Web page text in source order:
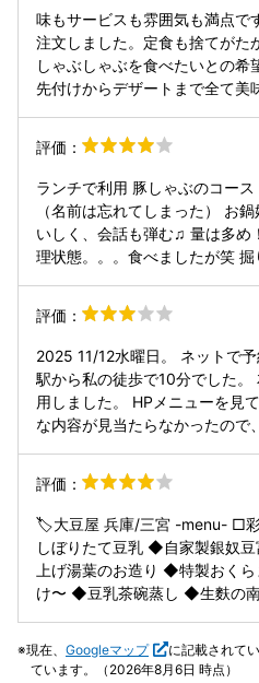
んが、洗い場の手前に何個もバ
に下げてきたお皿を乱雑に入れ
チャと音がします。 洗ってる食
角の落ち着いた雰囲気やお味の
ます。 大満足のお料理だったの
味もサービスも雰囲気も満点で
注文しました。定食も捨てがた
しゃぶしゃぶを食べたいとの希
先付けからデザートまで全て美
のリゾットの前にお出汁を追加し
は、小学生の子供はコース食べ
ちょこちょこ頼みました！出来
た。 子供がお箸を落としてし
れて持ってきてくださいました。 店員さんは、気遣いも◎
寧な説明も◎ お店の雰囲気は、
評価：
ランチで利用 豚しゃぶのコース スープは豆乳&ちょい辛いの
（名前は忘れてしまった） お鍋始まるまでの一品もどれもお
いしく、会話も弾む♫ 量は多め！シメのリゾットにはもう無
理状態。。。食べましたが笑 掘りごたつで居心地もいいし、
評価：
2025 11/12水曜日。 ネットで予約して伺いました。 三ノ宮
駅から私の徒歩で10分でした。 友人のお誕生日お祝いに利
用しました。 HPメニューを見
な内容が見当たらなかったので
合わせして、 4,000円《霜月コ
祝い》に決まりました。プラス
のこと。（私たちは飲み放題な
ミニ豆富！左側上段からZ字に
味付けが濃くなると説明があり
富料理は美味しいでした。おち
飲み、残りは＂だし醤油＂を2
した！美味しかったです。次は
用くださいと、豆皿を置かれま
評価：
🏷️大豆屋 兵庫/三宮 -menu- □彩り豆富小鉢御膳 ¥2,250 ◆
しぼりたて豆乳 ◆自家製銀奴
上げ湯葉のお造り ◆特製おく
け〜 ◆豆乳茶碗蒸し ◆生麩の
乳天麩羅 ◆季節の炊き込みご
汁 ◆甘味 □大豆屋御膳 ¥2,480 ◆しぼりたて豆乳 ◆自家製
現在、 Googleマップ
に記載されて
ています。（2026年8月6日 時点）